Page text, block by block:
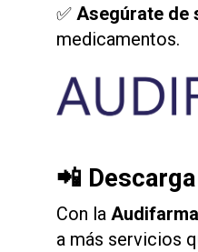
✅ Asegúrate de
medicamentos.
📲
Con la
a más servicios